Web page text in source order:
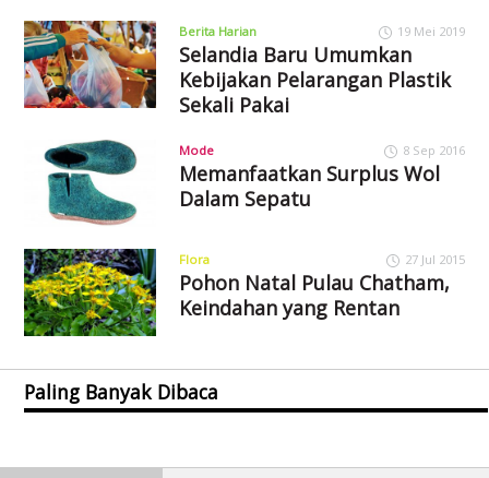
Berita Harian 19 Mei 2019
Selandia Baru Umumkan
Kebijakan Pelarangan Plastik
Sekali Pakai
Mode 8 Sep 2016
Memanfaatkan Surplus Wol
Dalam Sepatu
Flora 27 Jul 2015
Pohon Natal Pulau Chatham,
Keindahan yang Rentan
Paling Banyak Dibaca